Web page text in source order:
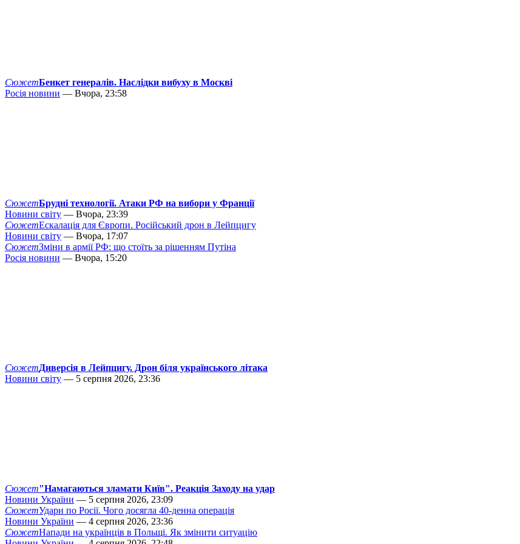
СюжетБенкет генералів. Наслідки вибуху в Москві
Росія новини — Вчора, 23:58
СюжетБрудні технології. Атаки РФ на вибори у Франції
Новини світу — Вчора, 23:39
СюжетЕскалація для Європи. Російський дрон в Лейпцигу
Новини світу — Вчора, 17:07
СюжетЗміни в армії РФ: що стоїть за рішенням Путіна
Росія новини — Вчора, 15:20
СюжетДиверсія в Лейпцигу. Дрон біля українського літака
Новини світу — 5 серпня 2026, 23:36
Сюжет"Намагаються зламати Київ". Реакція Заходу на удар
Новини України — 5 серпня 2026, 23:09
СюжетУдари по Росії. Чого досягла 40-денна операція
Новини України — 4 серпня 2026, 23:36
СюжетНапади на українців в Польщі. Як змінити ситуацію